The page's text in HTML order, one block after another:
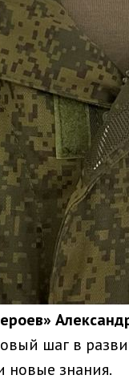
шаг в
новые знания.